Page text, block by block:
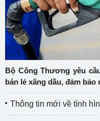
Bộ Công Thương yêu
bán lẻ xăng dầu, đảm bảo
Thông tin mới về tình